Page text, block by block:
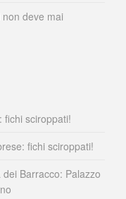
deve mai
fichi sciroppati!
fichi sciroppati!
Barracco: Palazzo